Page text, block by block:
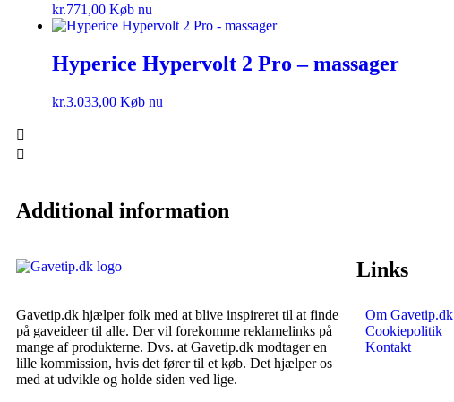
kr.771,00 Køb nu
Hyperice Hypervolt 2 Pro – massager
kr.3.033,00 Køb nu
Additional information
Gavetip.dk hjælper folk med at blive inspireret til at finde
på gaveideer til alle. Der vil forekomme reklamelinks på
mange af produkterne. Dvs. at Gavetip.dk modtager en
lille kommission, hvis det fører til et køb. Det hjælper os
med at udvikle og holde siden ved lige.
Links
Om Gavetip.dk
Cookiepolitik
Kontakt